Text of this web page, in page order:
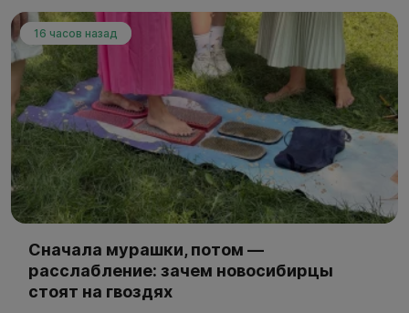
16 часов назад
Сначала мурашки, потом —
расслабление: зачем новосибирцы
стоят на гвоздях